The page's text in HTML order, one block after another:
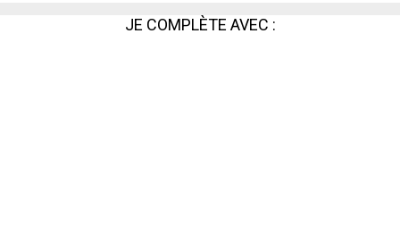
JE COMPLÈTE AVEC :